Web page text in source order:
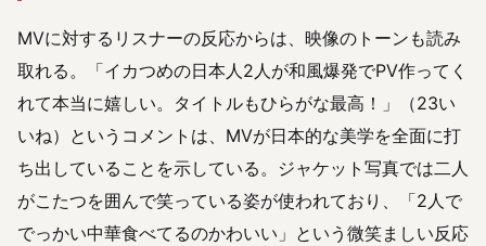
MVに対するリスナーの反応からは、映像のトーンも読み
取れる。「イカつめの日本人2人が和風爆発でPV作ってく
れて本当に嬉しい。タイトルもひらがな最高！」（23い
いね）というコメントは、MVが日本的な美学を全面に打
ち出していることを示している。ジャケット写真では二人
がこたつを囲んで笑っている姿が使われており、「2人で
でっかい中華食べてるのかわいい」という微笑ましい反応